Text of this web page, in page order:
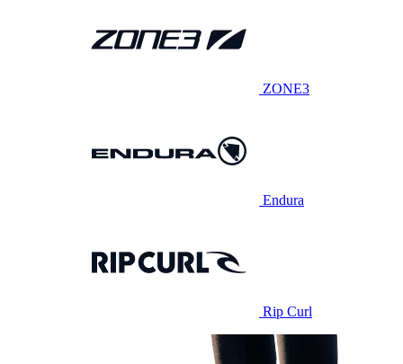
ZONE3
Endura
Rip Curl